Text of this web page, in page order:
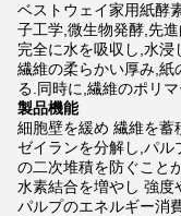
ベストウェイ家用紙酵
子工学,微生物発酵,先
完全に水を吸収し,水
繊維の柔らかい厚み,紙
る.同時に,繊維のポリ
製品機能
細胞壁を緩め 繊維を蓄
ゼイランを分解し,パ
の二次堆積を防ぐこと
水素結合を増やし 強度
パルプのエネルギー消